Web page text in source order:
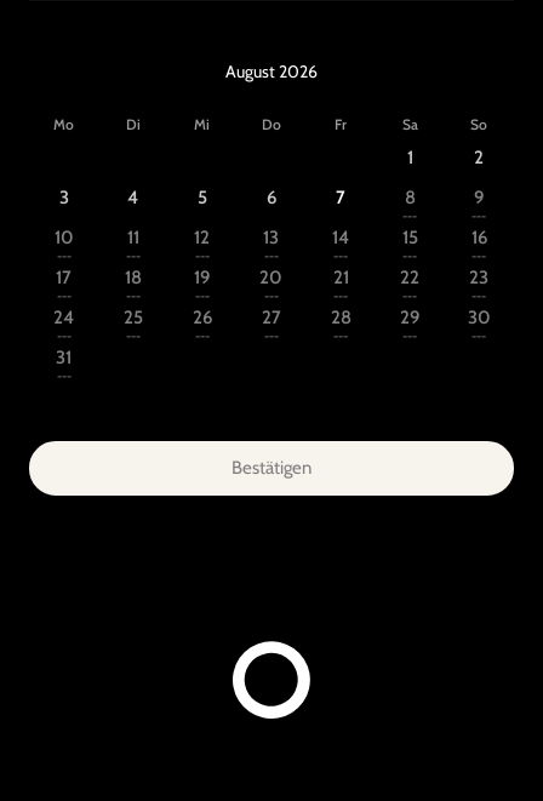
August 2026
Mo Di Mi Do Fr Sa So
1
2
3
4 5 6 7 8
---
9
---
10
---
11
---
12
---
13
---
14
---
15
---
16
---
17
---
18
---
19
---
20
---
21
---
22
---
23
---
24
---
25
---
26
---
27
---
28
---
29
---
30
---
31
---
Bestätigen